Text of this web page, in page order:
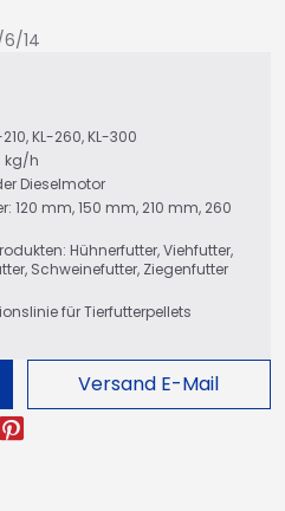
14
KL-260, KL-300
kg/h
Dieselmotor
120 mm, 150 mm, 210 mm, 260
Hühnerfutter, Viehfutter,
Schweinefutter, Ziegenfutter
für Tierfutterpellets
Versand E-Mail